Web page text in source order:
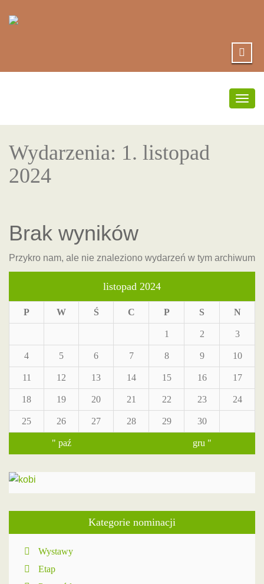
Wydarzenia: 1. listopad
2024
Brak wyników
Przykro nam, ale nie znaleziono wydarzeń w tym archiwum
listopad 2024
P W Ś C P S N
1 2 3
4 5 6 7 8 9 10
11 12 13 14 15 16 17
18 19 20 21 22 23 24
25 26 27 28 29 30
" paź gru "
Kategorie nominacji
Wystawy
Etap